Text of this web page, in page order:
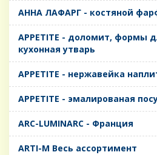
AHHA ЛАФАРГ - костяной
APPETITE - доломит, формы
кухонная утварь
APPETITE - нержавейка
APPETITE - эмалированая
ARC-LUMINARC - Франция
ARTI-M Весь ассортимент